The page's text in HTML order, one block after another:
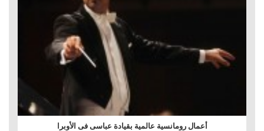
أعمال رومانسية عالمية بقيادة عباسى فى الأوبرا